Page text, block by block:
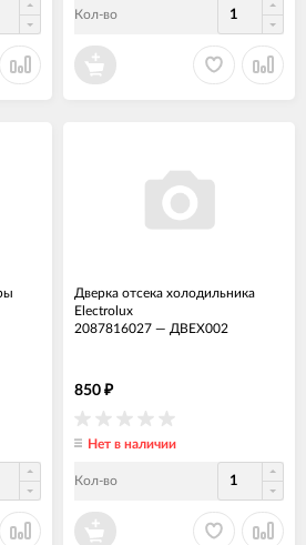
Кол-во
Дверка отсека холодильника
Electrolux
2087816027 — ДВЕХ002
850 ₽
Нет в наличии
Кол-во